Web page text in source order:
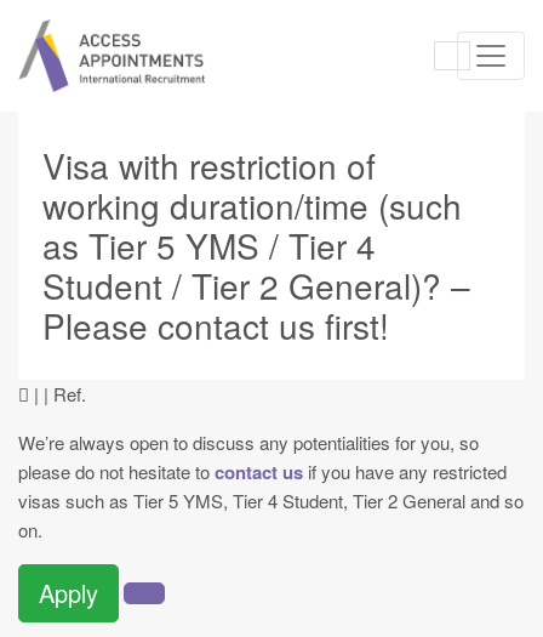
Visa with restriction of
working duration/time (such
as Tier 5 YMS / Tier 4
Student / Tier 2 General)? –
Please contact us first!
| | Ref.
We’re always open to discuss any potentialities for you, so
please do not hesitate tocontact us if you have any restricted
visas such as Tier 5 YMS, Tier 4 Student, Tier 2 General and so
on.
Apply